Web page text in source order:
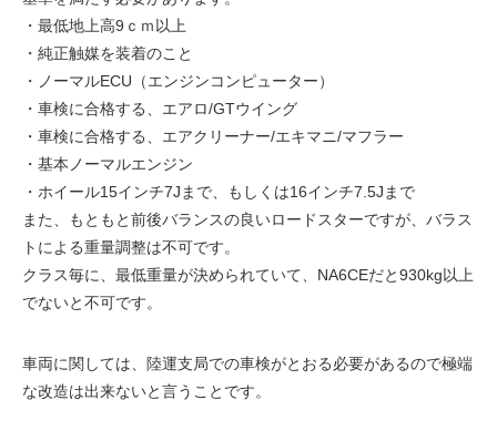
・最低地上高9ｃｍ以上
・純正触媒を装着のこと
・ノーマルECU（エンジンコンピューター）
・車検に合格する、エアロ/GTウイング
・車検に合格する、エアクリーナー/エキマニ/マフラー
・基本ノーマルエンジン
・ホイール15インチ7Jまで、もしくは16インチ7.5Jまで
また、もともと前後バランスの良いロードスターですが、バラス
トによる重量調整は不可です。
クラス毎に、最低重量が決められていて、NA6CEだと930kg以上
でないと不可です。
車両に関しては、陸運支局での車検がとおる必要があるので極端
な改造は出来ないと言うことです。